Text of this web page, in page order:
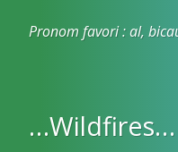
Pronom favori : al,
…Wildfires…